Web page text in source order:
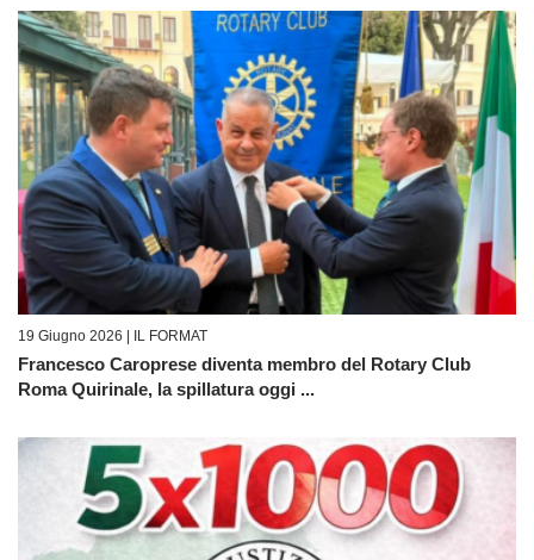
19 Giugno 2026 | IL FORMAT
Francesco Caroprese diventa membro del Rotary Club
Roma Quirinale, la spillatura oggi ...